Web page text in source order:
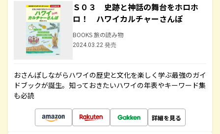
Ｓ０３ 史跡と神話の舞台をホロホ
ロ！ ハワイカルチャーさんぽ
BOOKS 旅の読み物
2024.03.22 発売
おさんぽしながらハワイの歴史と文化を楽しく学ぶ最強のガイ
ドブックが誕生。知っておきたいハワイの年表やキーワード集
も必読
詳細を見る